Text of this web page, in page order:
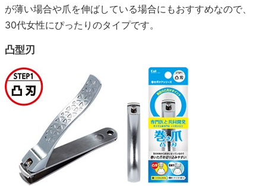
が薄い場合や爪を伸ばしている場合にもおすすめなので、
30代女性にぴったりのタイプです。
凸型刃